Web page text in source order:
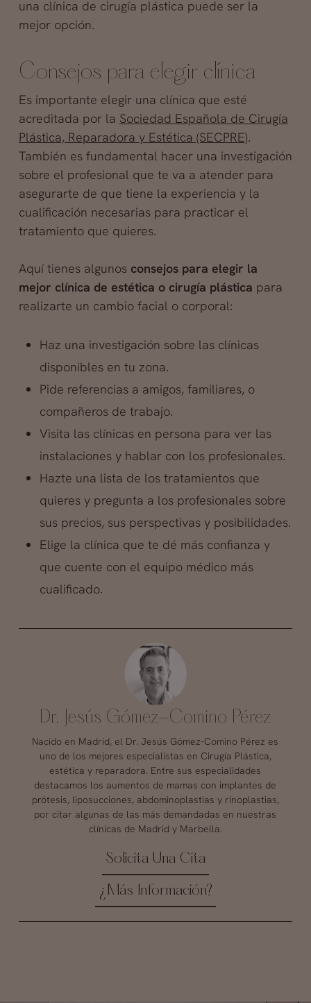
una clínica de cirugía plástica puede ser la
mejor opción.
Consejos para elegir clínica
Es importante elegir una clínica que esté
acreditada por la Sociedad Española de Cirugía
Plástica, Reparadora y Estética (SECPRE).
También es fundamental hacer una investigación
sobre el profesional que te va a atender para
asegurarte de que tiene la experiencia y la
cualificación necesarias para practicar el
tratamiento que quieres.
Aquí tienes algunos consejos para elegir la
mejor clínica de estética o cirugía plástica para
realizarte un cambio facial o corporal:
Haz una investigación sobre las clínicas
disponibles en tu zona.
Pide referencias a amigos, familiares, o
compañeros de trabajo.
Visita las clínicas en persona para ver las
instalaciones y hablar con los profesionales.
Hazte una lista de los tratamientos que
quieres y pregunta a los profesionales sobre
sus precios, sus perspectivas y posibilidades.
Elige la clínica que te dé más confianza y
que cuente con el equipo médico más
cualificado.
Dr. Jesús Gómez-Comino Pérez
Nacido en Madrid, el Dr. Jesús Gómez-Comino Pérez es
uno de los mejores especialistas en Cirugía Plástica,
estética y reparadora. Entre sus especialidades
destacamos los aumentos de mamas con implantes de
prótesis, liposucciones, abdominoplastias y rinoplastias,
por citar algunas de las más demandadas en nuestras
clínicas de Madrid y Marbella.
Solicita Una Cita
¿Más Información?